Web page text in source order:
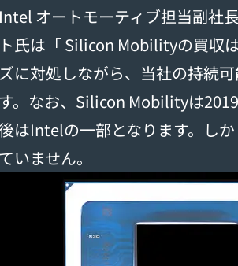
Intel オートモーティブ担当副社
ト氏は「 Silicon Mobilityの買収
ズに対処しながら、当社の持続
す。なお、Silicon Mobilityは
はIntelの一部となります。し
ていません。